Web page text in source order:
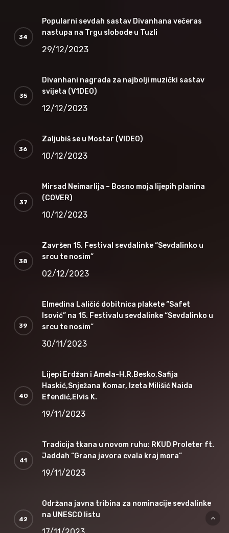
Popularni sevdah sastav Divanhana večeras
nastupa na Trgu slobode u Tuzli
29/12/2023
Divanhani nagrada za najbolji muzički sastav
svijeta (V1DEO)
12/12/2023
Zaljubiš se u Mostar (VIDEO)
10/12/2023
Mirsad Neimarlija – Bosno moja lijepih planina
(COVER)
10/12/2023
Završen 15. Festival sevdalinke “Sevdalinko u
srcu te nosim”
02/12/2023
Elmedina Laličić dobitnica plakete “Safet
Isović” na 15. Festivalu sevdalinke “Sevdalinko u
srcu te nosim”
30/11/2023
Lijepi Erdžan i Amela-H.R.Besko,Safija
Haskić,Snježana Komar, Izeta Milišić Naida
Efendić,Elvis K.
19/11/2023
Tradicija tkana u novom ruhu: RKUD Proleter ft.
Jaddah “Grana javora cvala kraj mora”
19/11/2023
Održana javna tribina za nominacije sevdalinke
na UNESCO listu